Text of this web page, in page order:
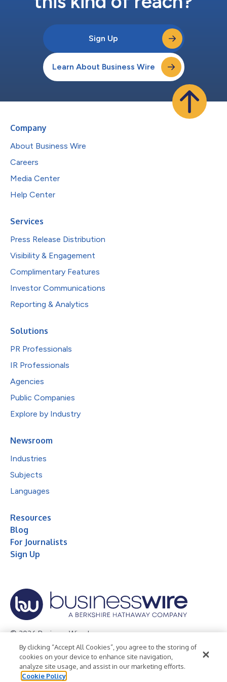
Sign Up
Learn About Business Wire
Company
About Business Wire
Careers
Media Center
Help Center
Services
Press Release Distribution
Visibility & Engagement
Complimentary Features
Investor Communications
Reporting & Analytics
Solutions
PR Professionals
IR Professionals
Agencies
Public Companies
Explore by Industry
Newsroom
Industries
Subjects
Languages
Resources
Blog
For Journalists
Sign Up
© 2026 Business Wire, Inc.
Privacy Policy Cookie Policy
Accessibility Statement
Terms of Use
Legal
By clicking “Accept All Cookies”, you agree to the storing of
cookies on your device to enhance site navigation,
analyze site usage, and assist in our marketing efforts.
Cookie Policy